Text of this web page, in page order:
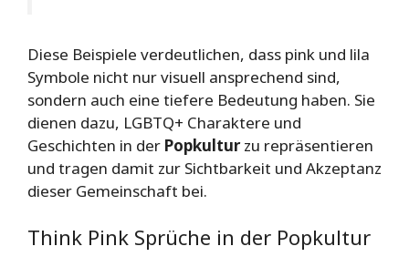
Diese Beispiele verdeutlichen, dass pink und lila
Symbole nicht nur visuell ansprechend sind,
sondern auch eine tiefere Bedeutung haben. Sie
dienen dazu, LGBTQ+ Charaktere und
Geschichten in der Popkulturzu repräsentieren
und tragen damit zur Sichtbarkeit und Akzeptanz
dieser Gemeinschaft bei.
Think Pink Sprüche in der Popkultur